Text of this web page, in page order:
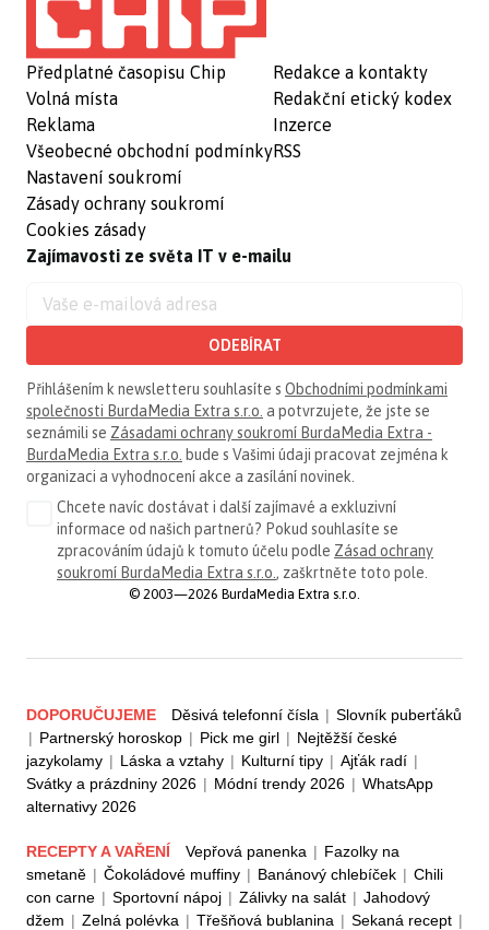
Předplatné časopisu Chip
Volná místa
Reklama
Všeobecné obchodní podmínky
Nastavení soukromí
Zásady ochrany soukromí
Cookies zásady
Redakce a kontakty
Redakční etický kodex
Inzerce
RSS
Zajímavosti ze světa IT v e-mailu
ODEBÍRAT
Přihlášením k newsletteru souhlasíte s Obchodními podmínkami
společnosti BurdaMedia Extra s.r.o. a potvrzujete, že jste se
seznámili se Zásadami ochrany soukromí BurdaMedia Extra -
BurdaMedia Extra s.r.o. bude s Vašimi údaji pracovat zejména k
organizaci a vyhodnocení akce a zasílání novinek.
Chcete navíc dostávat i další zajímavé a exkluzivní
informace od našich partnerů? Pokud souhlasíte se
zpracováním údajů k tomuto účelu podle Zásad ochrany
soukromí BurdaMedia Extra s.r.o. , zaškrtněte toto pole.
© 2003—2026 BurdaMedia Extra s.r.o.
DOPORUČUJEME Děsivá telefonní čísla | Slovník puberťáků
| Partnerský horoskop | Pick me girl | Nejtěžší české
jazykolamy | Láska a vztahy | Kulturní tipy | Ajťák radí |
Svátky a prázdniny 2026 | Módní trendy 2026 | WhatsApp
alternativy 2026
RECEPTY A VAŘENÍ Vepřová panenka | Fazolky na
smetaně | Čokoládové muffiny | Banánový chlebíček | Chili
con carne | Sportovní nápoj | Zálivky na salát | Jahodový
džem | Zelná polévka | Třešňová bublanina | Sekaná recept |